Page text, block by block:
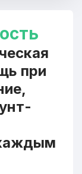
при